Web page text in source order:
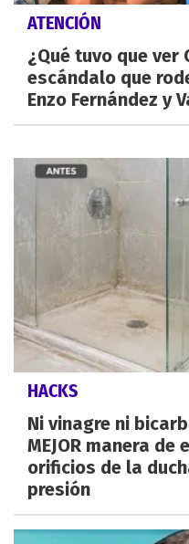
ATENCIÓN
¿Qué tuvo que ver
escándalo que
Enzo Fernández y
HACKS
Ni vinagre ni
MEJOR manera
orificios de la
presión